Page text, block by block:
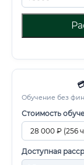
Обучение без
Стоимость
Доступная